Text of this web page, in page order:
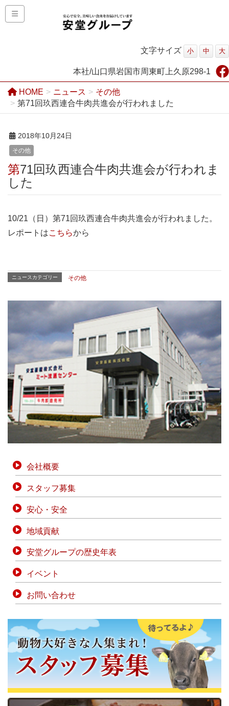
文字サイズ 小 中 大
本社/山口県岩国市周東町上久原298-1
HOME ニュース
その他
第71回玖西連合牛肉共進会が行われました
2018年10月24日
その他
第71回玖西連合牛肉共進会が行われま
した
10/21（日）第71回玖西連合牛肉共進会が行われました。
レポートはこちらから
ニュースカテゴリー その他
会社概要
スタッフ募集
安心・安全
地域貢献
安堂グループの歴史年表
イベント
お問い合わせ